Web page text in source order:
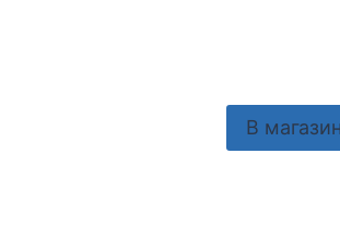
В магазин